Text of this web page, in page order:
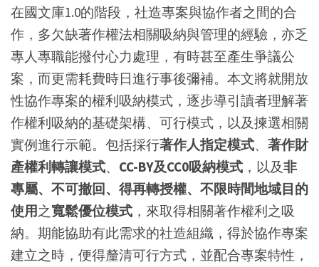
在國文庫1.0的階段，社造專案與協作者之間的合
作，多欠缺著作權法相關吸納與管理的經驗，亦乏
專人專職能撥付心力處理，有時甚至產生爭議公
案，而更需耗費時日進行事後彌補。本文將就開放
性協作專案的權利吸納模式，逐步導引讀者理解著
作權利吸納的基礎架構、可行模式，以及揀選相關
實例進行示範。包括採行著作人指定模式、 著作財
產權利轉讓模式、 CC-BY及CC0吸納模式 ，以及非
專屬、不可撤回、得再轉授權、不限時間地域目的
使用之寬鬆優位模式 ，來取得相關著作權利之吸
納。期能協助有此需求的社造組織，得於協作專案
建立之時，便得釐清可行方式，並配合專案特性，